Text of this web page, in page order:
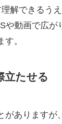
解できるう
や動画で広
。
立たせる
ありますが